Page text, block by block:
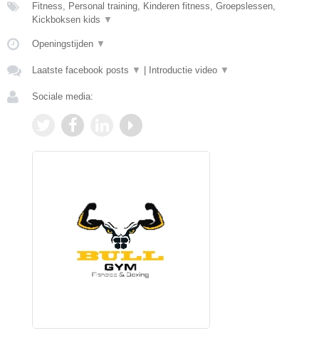
Fitness, Personal training, Kinderen fitness, Groepslessen,
Kickboksen kids ▼
Openingstijden ▼
Laatste facebook posts ▼ Introductie video ▼
Sociale media: